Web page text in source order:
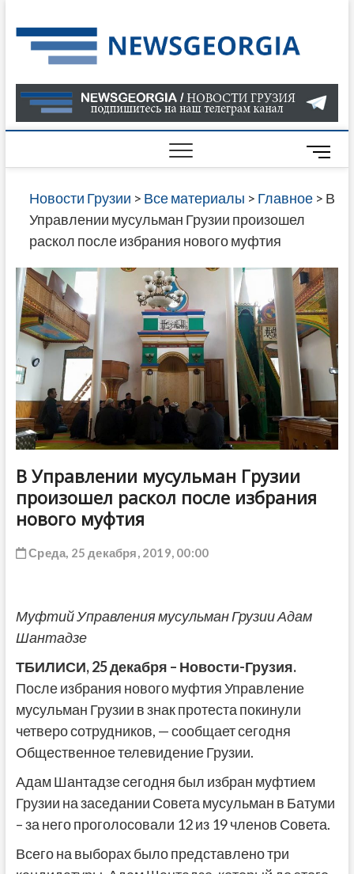
to
content
О
В
ГРУЗИИ
САЙТЕ
M
e
n
t
t
o
n
Новости Грузии > Все материалы > Главное> В
Управлении мусульман Грузии произошел
раскол после избрания нового муфтия
В Управлении мусульман Грузии
произошел раскол после избрания
нового муфтия
Среда, 25 декабря, 2019, 00:00
Муфтий Управления мусульман Грузии Адам
Шантадзе
ТБИЛИСИ, 25декабря – Новости-Грузия.
После избрания нового муфтия Управление
мусульман Грузии в знак протеста покинули
четверо сотрудников, — сообщает сегодня
Общественное телевидение Грузии.
Адам Шантадзе сегодня был избран муфтием
Грузии на заседании Совета мусульман в Батуми
– за него проголосовали 12 из 19 членов Совета.
Всего на выборах было представлено три